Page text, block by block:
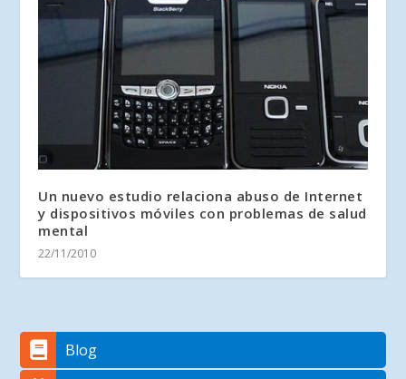
Un nuevo estudio relaciona abuso de Internet
y dispositivos móviles con problemas de salud
mental
22/11/2010
Blog